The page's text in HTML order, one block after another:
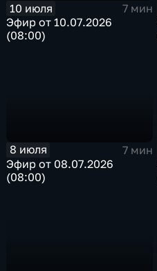
10 июля
7 мин
Эфир от 10.07.2026
(08:00)
8 июля
7 мин
Эфир от 08.07.2026
(08:00)